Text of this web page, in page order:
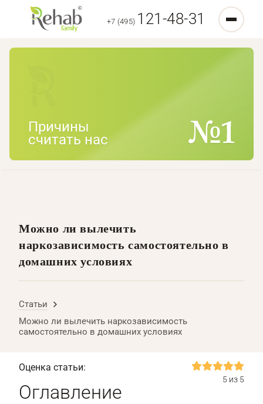
+7 (495) 121-48-31
Причины
считать нас
Можно ли вылечить
наркозависимость самостоятельно в
домашних условиях
Статьи
Можно ли вылечить наркозависимость
самостоятельно в домашних условиях
Оценка статьи:
5 из 5
Оглавление